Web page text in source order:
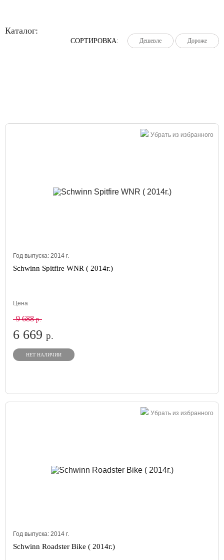
Каталог:
СОРТИРОВКА: Дешевле
Дешевле
Дешевле Дороже
Дороже
Дороже
Убрать из избранного
Год выпуска: 2014 г.
Schwinn Spitfire WNR ( 2014г.)
Цена
9 688р.
6 669 р.
НЕТ НАЛИЧИИ
Убрать из избранного
Год выпуска: 2014 г.
Schwinn Roadster Bike ( 2014г.)